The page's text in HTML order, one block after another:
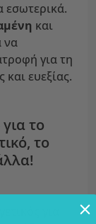
εσωτερικά.
και
να
για τη
ευεξίας.
το
το